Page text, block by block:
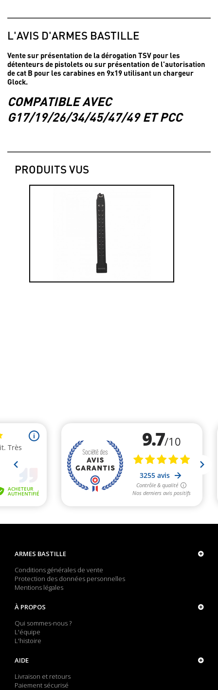
L'AVIS D'ARMES BASTILLE
Vente sur présentation de la dérogation TSV pour les
détenteurs de pistolets ou sur présentation de l'autorisation
de cat B pour les carabines en 9x19 utilisant un chargeur
Glock.
COMPATIBLE AVEC
G17/19/26/34/45/47/49 ET PCC
PRODUITS VUS
ARMES BASTILLE
Conditions générales de vente
Protection des données personnelles
Mentions légales
À PROPOS
Qui sommes-nous ?
L'équipe
L'histoire
AIDE
Livraison et retours
Paiement sécurisé